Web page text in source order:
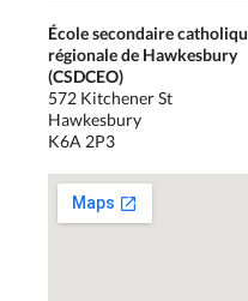
École secondaire
régionale de Hawkesbury
(CSDCEO)
572 Kitchener St
Hawkesbury
K6A 2P3